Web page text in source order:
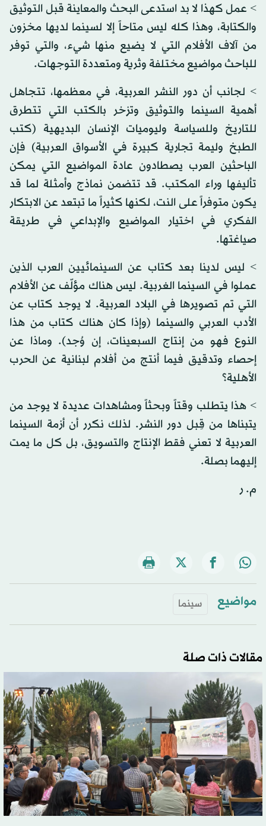
> عمل كهذا لا بد استدعى البحث والمعاينة قبل التوثيق
والكتابة، وهذا كله ليس متاحاً إلا لسينما لديها مخزون
من آلاف الأفلام التي لا يضيع منها شيء، والتي توفر
للباحث مواضيع مختلفة وثرية ومتعددة التوجهات.
> لجانب أن دور النشر العربية، في معظمها، تتجاهل
أهمية السينما والتوثيق وتزخر بالكتب التي تتطرق
للتاريخ وللسياسة وليوميات الإنسان البديهية (كتب
الطبخ وليمة تجارية كبيرة في الأسواق العربية) فإن
الباحثين العرب يصطادون عادة المواضيع التي يمكن
تأليفها وراء المكتب. قد تتضمن نماذج وأمثلة لما قد
يكون متوفراً على النت، لكنها كثيراً ما تبتعد عن الابتكار
الفكري في اختيار المواضيع والإبداعي في طريقة
صياغتها.
> ليس لدينا بعد كتاب عن السينمائيين العرب الذين
عملوا في السينما الغربية. ليس هناك مؤلّف عن الأفلام
التي تم تصويرها في البلاد العربية. لا يوجد كتاب عن
الأدب العربي والسينما (وإذا كان هناك كتاب من هذا
النوع فهو من إنتاج السبعينات، إن وُجد). وماذا عن
إحصاء وتدقيق فيما أنتج من أفلام لبنانية عن الحرب
الأهلية؟
> هذا يتطلب وقتاً وبحثاً ومشاهدات عديدة لا يوجد من
يتبناها من قِبل دور النشر. لذلك نكرر أن أزمة السينما
العربية لا تعني فقط الإنتاج والتسويق، بل كل ما يمت
إليهما بصلة.
م. ر
مواضيع سينما
مقالات ذات صلة